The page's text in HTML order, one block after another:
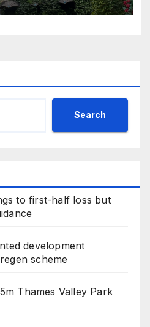
Search
to first-half loss but
development
scheme
Thames Valley Park